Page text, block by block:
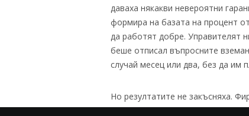
даваха някакви невероятни
формира на базата на процент
да работят добре. Управителят
беше отписал въпросните
случай месец или два, без да им
Но резултатите не закъсняха.
немската верига EOS успя да